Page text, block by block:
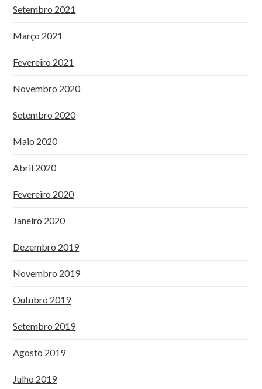
Setembro 2021
Março 2021
Fevereiro 2021
Novembro 2020
Setembro 2020
Maio 2020
Abril 2020
Fevereiro 2020
Janeiro 2020
Dezembro 2019
Novembro 2019
Outubro 2019
Setembro 2019
Agosto 2019
Julho 2019